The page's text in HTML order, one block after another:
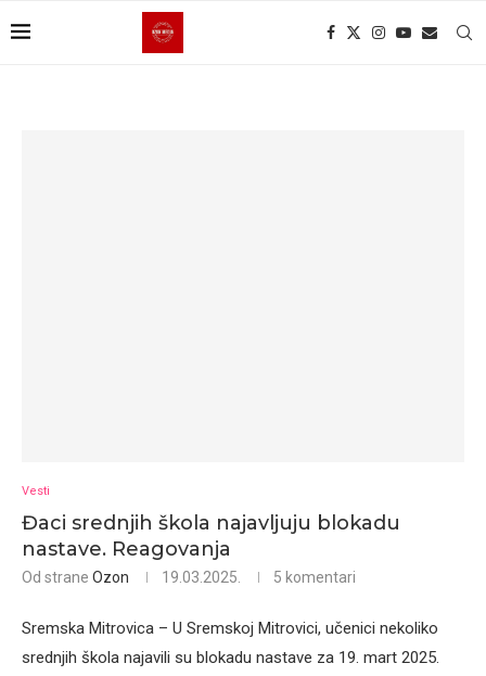
Vesti
Đaci srednjih škola najavljuju blokadu
nastave. Reagovanja
Od strane Ozon 19.03.2025. 5 komentari
Sremska Mitrovica – U Sremskoj Mitrovici, učenici nekoliko
srednjih škola najavili su blokadu nastave za 19. mart 2025.